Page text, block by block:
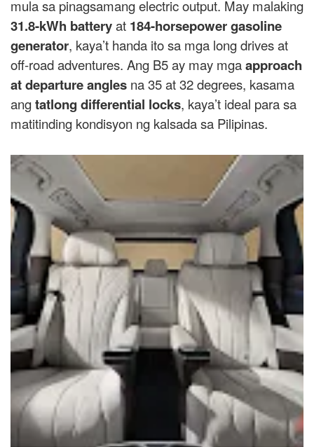
mula sa pinagsamang electric output. May malaking
31.8-kWh batteryat 184-horsepower gasoline
generator, kaya’t handa ito sa mga long drives at
off-road adventures. Ang B5 ay may mgaapproach
at departure angles na 35 at 32 degrees, kasama
angtatlong differential locks, kaya’t ideal para sa
matitinding kondisyon ng kalsada sa Pilipinas.